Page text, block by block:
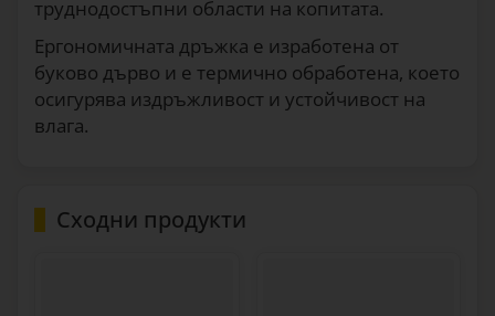
труднодостъпни области на копитата.
Ергономичната дръжка е изработена от
буково дърво и е термично обработена, което
осигурява издръжливост и устойчивост на
влага.
Сходни продукти